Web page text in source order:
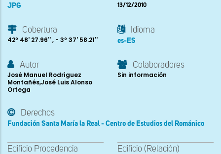
JPG 13/12/2010
Cobertura
42º 48' 27.96'' , - 3º 37' 58.21''
Idioma
es-ES
Autor
José Manuel Rodríguez
Montañés,José Luis Alonso
Ortega
Colaboradores
Sin información
Derechos
Fundación Santa María la Real - Centro de Estudios del Románico
Edificio Procedencia
Edificio (Relación)